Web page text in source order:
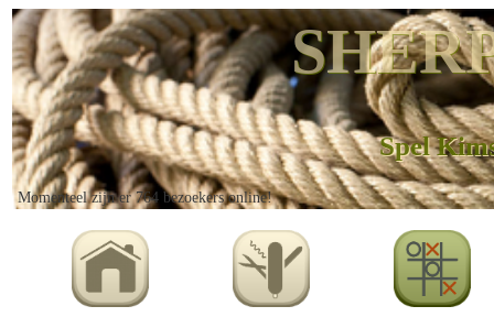
Spel
Momenteel zijn er 764 bezoekers online!